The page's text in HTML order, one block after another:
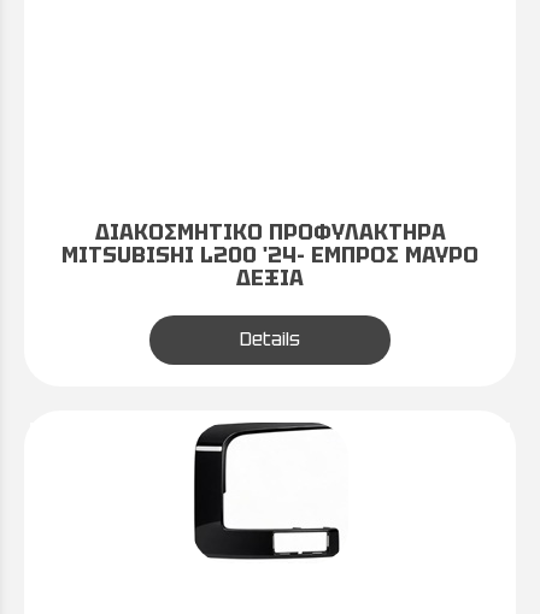
ΔΙΑΚΟΣΜΗΤΙΚΟ ΠΡΟΦΥΛΑΚΤΗΡΑ
MITSUBISHI L200 '24- ΕΜΠΡΟΣ ΜΑΥΡΟ
ΔΕΞΙΑ
Details